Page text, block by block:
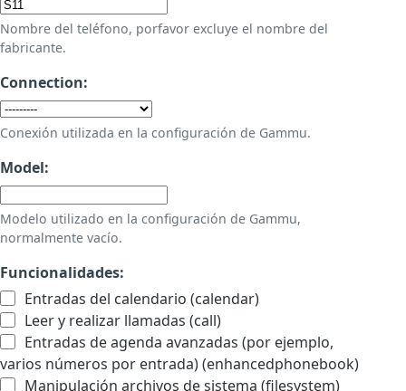
Nombre del teléfono, porfavor excluye el nombre del
fabricante.
Connection:
Conexión utilizada en la configuración de Gammu.
Model:
Modelo utilizado en la configuración de Gammu,
normalmente vacío.
Funcionalidades:
Entradas del calendario (calendar)
Leer y realizar llamadas (call)
Entradas de agenda avanzadas (por ejemplo,
varios números por entrada) (enhancedphonebook)
Manipulación archivos de sistema (filesystem)